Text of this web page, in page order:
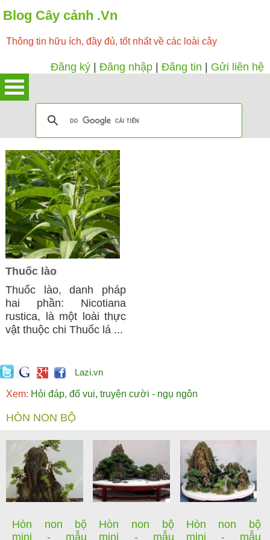
Blog Cây cảnh .Vn
Thông tin hữu ích, đầy đủ, tốt nhất về các loài cây
Đăng ký Đăng nhập Đăng tin Gửi liên hệ
Thuốc lào
Thuốc lào, danh pháp
hai phần: Nicotiana
rustica, là một loài thực
vật thuộc chi Thuốc lá ...
Lazi.vn
Xem: Hỏi đáp, đố vui, truyện cười - ngụ ngôn
HÒN NON BỘ
Hòn non bộ
mini - mẫu
Hòn non bộ
mini - mẫu
Hòn non bộ
mini - mẫu